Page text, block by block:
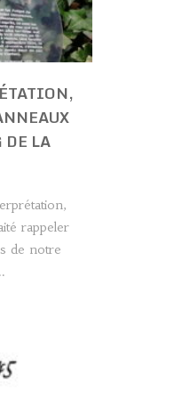
DE LA
rappeler
de notre